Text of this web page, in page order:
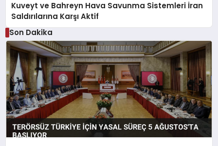
Kuveyt ve Bahreyn Hava Savunma Sistemleri İran
Saldırılarına Karşı Aktif
Son Dakika